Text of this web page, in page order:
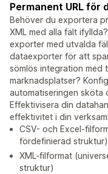
Permanent URL för
Behöver du exportera
XML med alla fält
exporter med utvalda
dataexporter för att
sömlös integration med
marknadsplatser?
automatiseringen sköta
Effektivisera din
effektivitet i din
CSV- och Excel-
fördefinierad struktur)
XML-filformat
struktur)